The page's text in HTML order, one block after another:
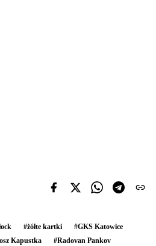
#żółte kartki #GKS Katowice
Kapustka #Radovan Pankov